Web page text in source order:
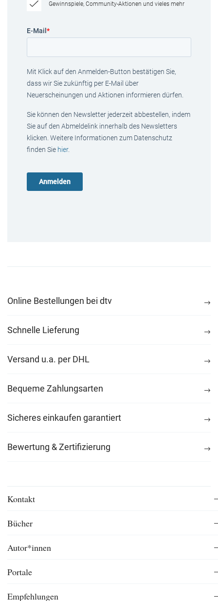
Gewinnspiele, Community-Aktionen und vieles mehr
E-Mail *
Mit Klick auf den Anmelden-Button bestätigen Sie,
dass wir Sie zukünftig per E-Mail über
Neuerscheinungen und Aktionen informieren dürfen.
Sie können den Newsletter jederzeit abbestellen, indem
Sie auf den Abmeldelink innerhalb des Newsletters
klicken. Weitere Informationen zum Datenschutz
finden Sie hier.
Online Bestellungen bei dtv
Schnelle Lieferung
Versand u.a. per DHL
Bequeme Zahlungsarten
Sicheres einkaufen garantiert
Bewertung & Zertifizierung
Kontakt
Bücher
Autor*innen
Portale
Empfehlungen